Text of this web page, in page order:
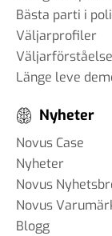
Bästa parti i
Väljarprofiler
Väljarförståelse
Länge leve
Nyheter
Novus Case
Nyheter
Novus
Novus
Blogg